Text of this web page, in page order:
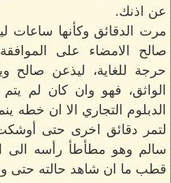
عن اذنك.
مرت الدقائق وكأنها ساعات
صالح الامضاء على الموافقة
حرجة للغاية، ليذعن
الواثق، فهو وان كان لم
الدبلوم التجاري الا ان خطه
لتمر دقائق اخرى حتى
سالم وهو مطأطأ رأسه الى
قطب ما ان شاهد حالته حتى